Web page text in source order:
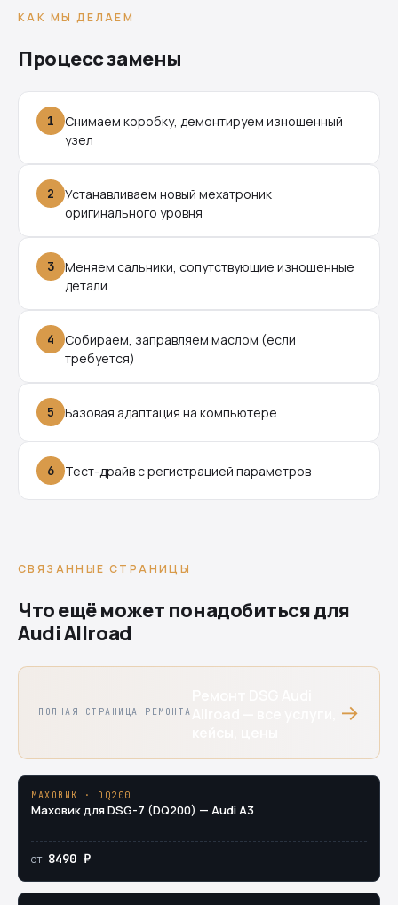
КАК МЫ ДЕЛАЕМ
Процесс замены
1
Снимаем коробку, демонтируем изношенный
узел
2
Устанавливаем новый мехатроник
оригинального уровня
3
Меняем сальники, сопутствующие изношенные
детали
4
Собираем, заправляем маслом (если
требуется)
5 Базовая адаптация на компьютере
6 Тест-драйв с регистрацией параметров
СВЯЗАННЫЕ СТРАНИЦЫ
Что ещё может понадобиться для
Audi Allroad
ПОЛНАЯ СТРАНИЦА РЕМОНТА →
МАХОВИК · DQ200
Маховик для DSG-7 (DQ200) — Audi A3
от 8490 ₽